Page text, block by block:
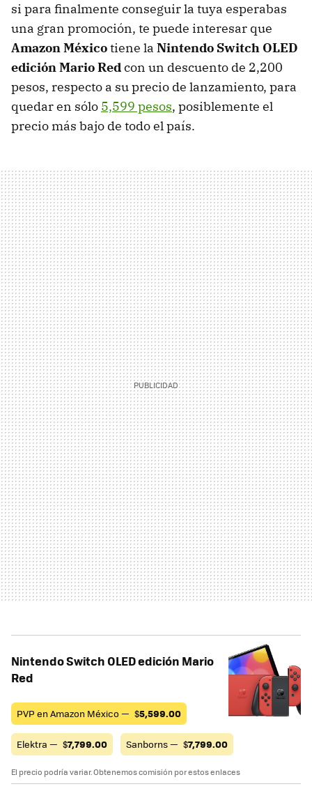
si para finalmente conseguir la tuya esperabas
una gran promoción, te puede interesar que
Amazon Méxicotiene la Nintendo Switch OLED
edición Mario Redcon un descuento de 2,200
pesos, respecto a su precio de lanzamiento, para
quedar en sólo 5,599 pesos, posiblemente el
precio más bajo de todo el país.
Nintendo Switch OLED edición Mario
Red
PVP en Amazon México — $5,599.00
Elektra — $7,799.00 Sanborns — $7,799.00
El precio podría variar. Obtenemos comisión por estos enlaces